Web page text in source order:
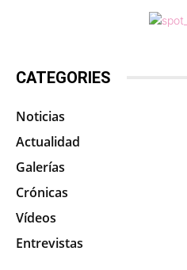
CATEGORIES
Noticias
Actualidad
Galerías
Crónicas
Vídeos
Entrevistas